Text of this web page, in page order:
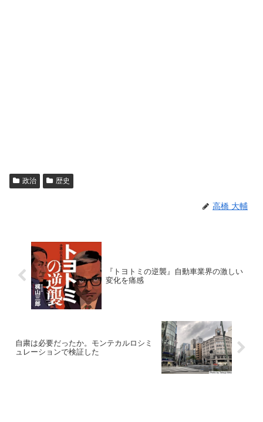
政治 歴史
高橋 大輔
『トヨトミの逆襲』自動車業界の激しい
変化を痛感
自粛は必要だったか。モンテカルロシミ
ュレーションで検証した